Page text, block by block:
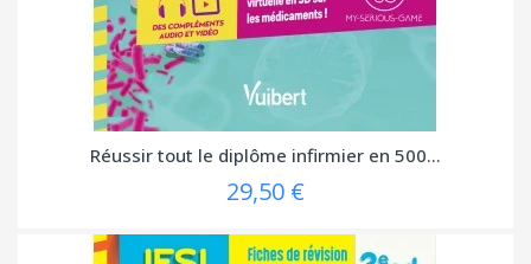
Réussir tout le diplôme infirmier en 500...
29,50 €